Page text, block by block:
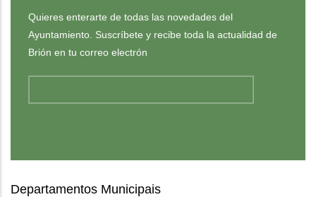
Quieres enterarte de todas las novedades del
Ayuntamiento. Suscríbete y recibe toda la actualidad de
Brión en tu correo electrón
Departamentos Municipais